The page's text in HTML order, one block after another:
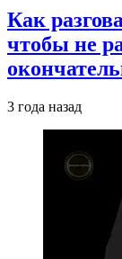
Как
чтобы не
3 года назад